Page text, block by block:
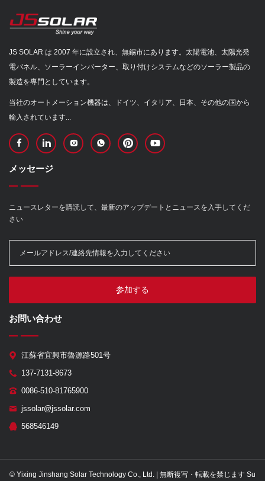
JS SOLAR は 2007 年に設立され、無錫市にあります。太陽電池、太陽光発
電パネル、ソーラーインバーター、取り付けシステムなどのソーラー製品の
製造を専門としています。
当社のオートメーション機器は、ドイツ、イタリア、日本、その他の国から
輸入されています...
メッセージ
ニュースレターを購読して、最新のアップデートとニュースを入手してくだ
さい
参加する
お問い合わせ
江蘇省宜興市魯源路501号
137-7131-8673
0086-510-81765900
jssolar@jssolar.com
568546149
© Yixing Jinshang Solar Technology Co., Ltd. | 無断複写・転載を禁じます Su